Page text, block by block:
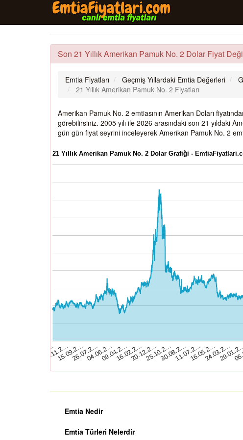
Son 21 Yıllık Amerikan Pamuk No. 2 Dolar Fiyat
Emtia Fiyatları Geçmiş Yıllardaki Emtia Değerleri
21 Yıllık Amerikan Pamuk No. 2 Fiyatları
Amerikan Pamuk No. 2 emtiasının Amerikan Doları
görebilirsiniz. 2005 yılı ile 2026 arasındaki son 21 yıldaki
gün gün fiyat seyrini inceleyerek Amerikan Pamuk No. 2
21 Yıllık Amerikan Pamuk No. 2 Dolar Grafiği -
03.01.2…07.11.2…
15.09.2…26.07.2…04.06.2…09.04.2…16.02.2…20.12.2…25.10.2…30.08.2…11.07.2…16.05.2…24.03.2…
Emtia Nedir
Emtia Türleri Nelerdir